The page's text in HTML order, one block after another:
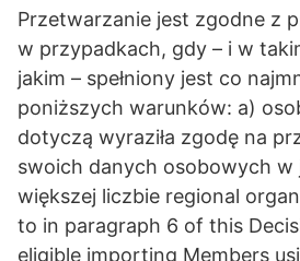
Przetwarzanie jest zgodne z
w przypadkach, gdy – i w
jakim – spełniony jest co
poniższych warunków: a)
dotyczą wyraziła zgodę na
swoich danych osobowych w
większej liczbie regional
to in paragraph 6 of this
eligible importing Members